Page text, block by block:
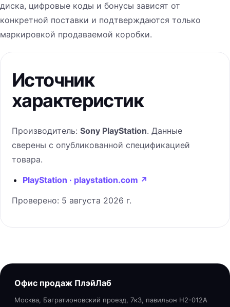
диска, цифровые коды и бонусы зависят от
конкретной поставки и подтверждаются только
маркировкой продаваемой коробки.
Источник
характеристик
Производитель: Sony PlayStation. Данные
сверены с опубликованной спецификацией
товара.
PlayStation · playstation.com ↗
Проверено: 5 августа 2026 г.
Офис продаж ПлэйЛаб
Москва, Багратионовский проезд, 7к3, павильон H2-012A